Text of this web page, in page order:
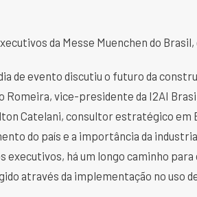
da Messe Muenchen do Brasil,
de evento discutiu o futuro da
Romeira, vice-presidente da I2AI
Catelani, consultor estratégico em
do país e a importância da
executivos, há um longo caminho
através da implementação no uso